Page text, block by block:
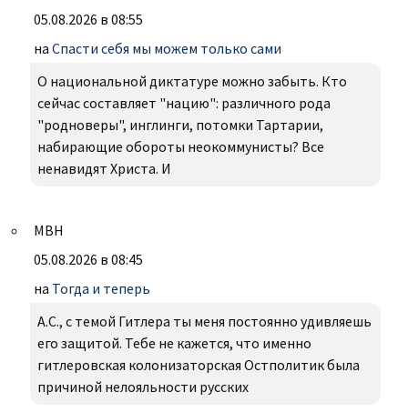
05.08.2026 в 08:55
на Спасти себя мы можем только сами
О национальной диктатуре можно забыть. Кто
сейчас составляет "нацию": различного рода
"родноверы", инглинги, потомки Тартарии,
набирающие обороты неокоммунисты? Все
ненавидят Христа. И
МВН
05.08.2026 в 08:45
на Тогда и теперь
А.С., с темой Гитлера ты меня постоянно удивляешь
его защитой. Тебе не кажется, что именно
гитлеровская колонизаторская Остполитик была
причиной нелояльности русских